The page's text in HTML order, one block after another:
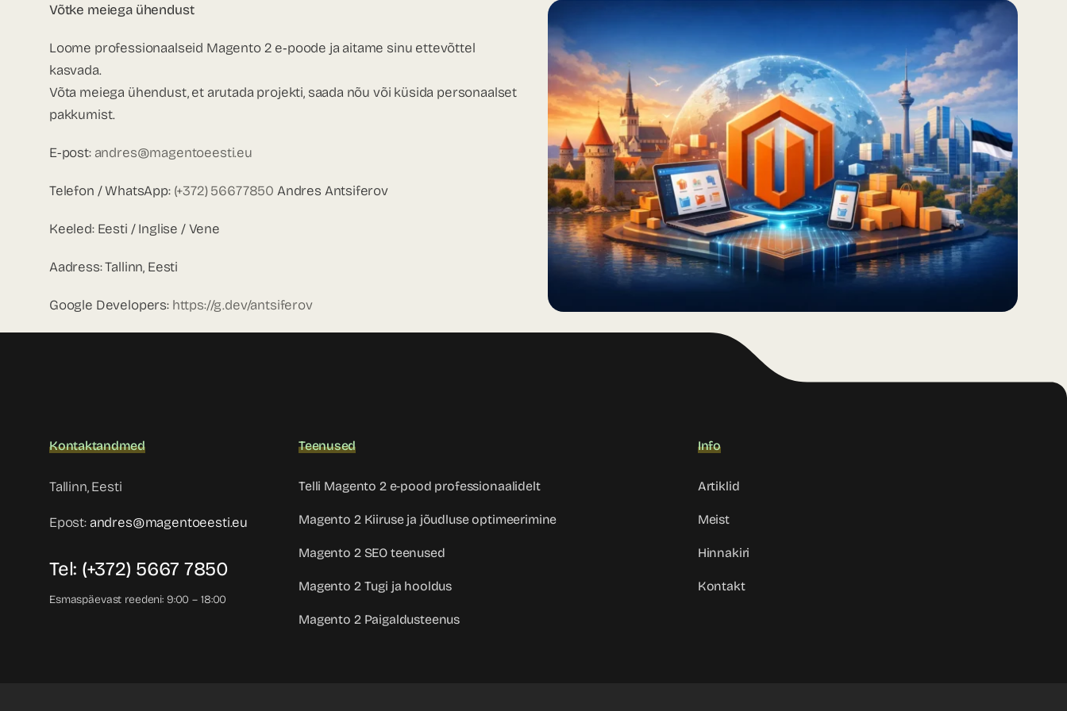
Võtke meiega ühendust
Loome professionaalseid Magento 2 e‑poode ja aitame sinu ettevõttel
kasvada.
Võta meiega ühendust, et arutada projekti, saada nõu või küsida personaalset
pakkumist.
E-post: andres@magentoeesti.eu
Telefon / WhatsApp: (+372) 56677850 Andres Antsiferov
Keeled: Eesti / Inglise / Vene
Aadress: Tallinn, Eesti
Google Developers: https://g.dev/antsiferov
Kontaktandmed
Tallinn, Eesti
Epost: andres@magentoeesti.eu
Tel: (+372) 5667 7850
Esmaspäevast reedeni: 9:00 – 18:00
Teenused
Telli Magento 2 e‑pood professionaalidelt
Magento 2 Kiiruse ja jõudluse optimeerimine
Magento 2 SEO teenused
Magento 2 Tugi ja hooldus
Magento 2 Paigaldusteenus
Info
Artiklid
Meist
Hinnakiri
Kontakt